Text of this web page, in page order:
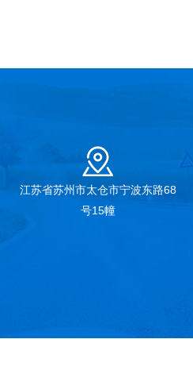
江苏省苏州市太仓市宁波东路68
号15幢